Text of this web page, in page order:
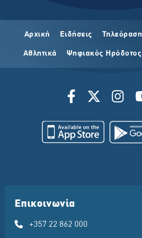
Αρχική Ειδήσεις Τηλεόραση
Αθλητικά Ψηφιακός Ηρόδοτος
Επικοινωνία
+357 22 862 000